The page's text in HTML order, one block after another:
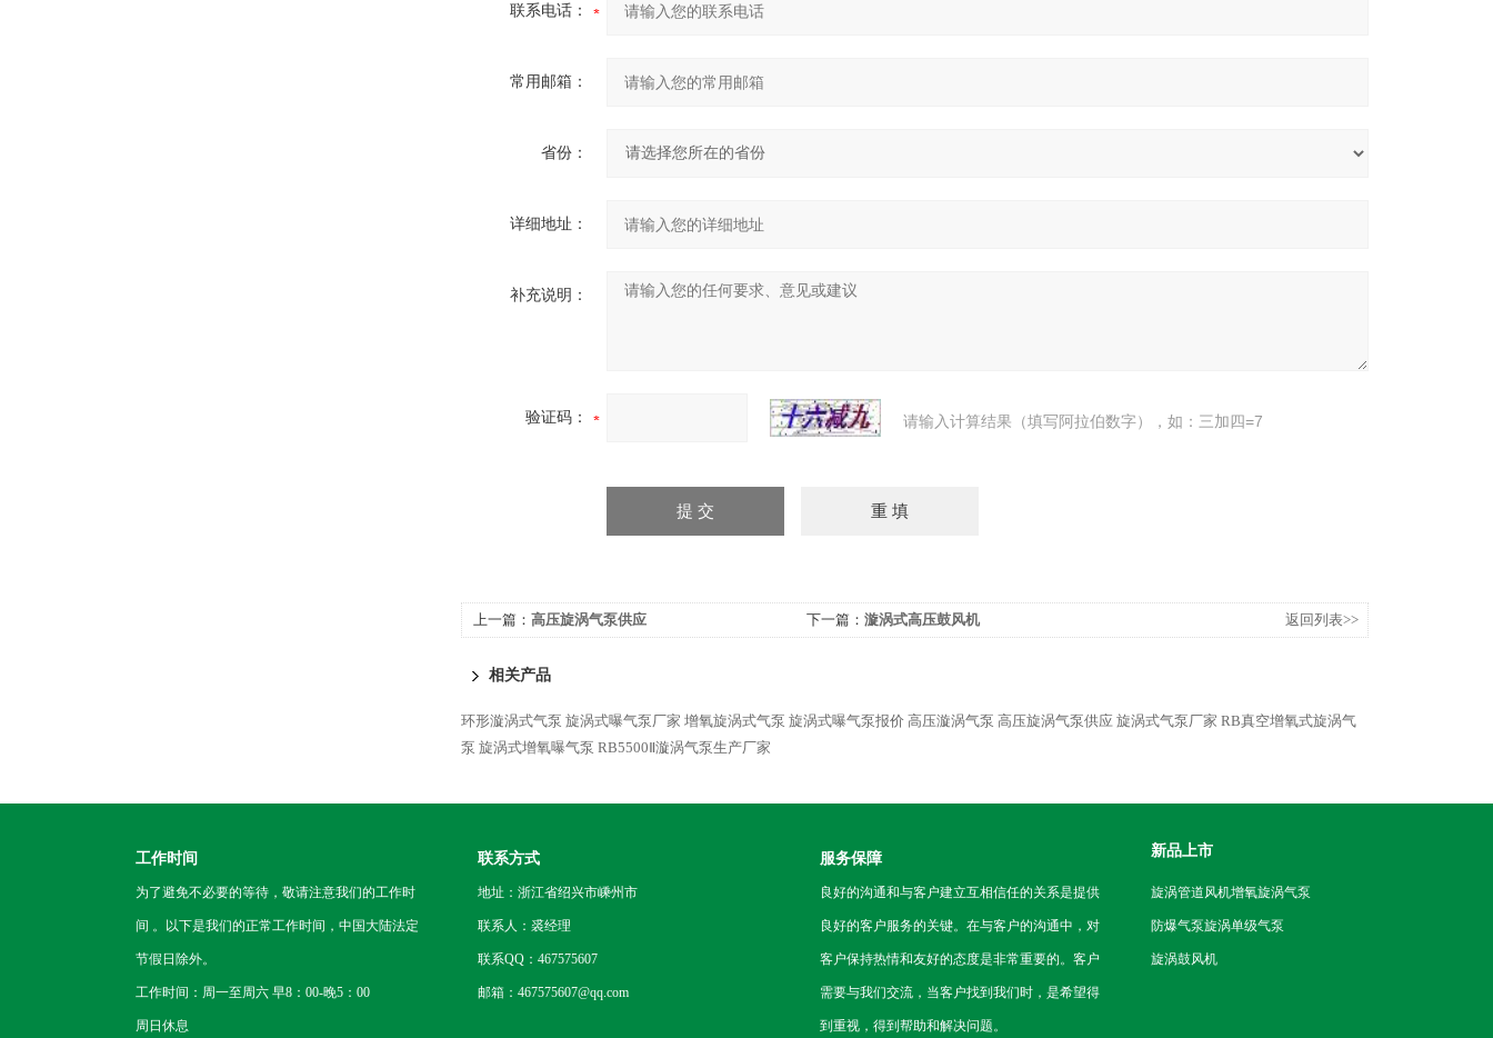
联系电话：
常用邮箱：
省份：
详细地址：
补充说明：
验证码： 请输入计算结果（填写阿拉伯数字），如：三加四=7
上一篇： 高压旋涡气泵供应 下一篇： 漩涡式高压鼓风机 返回列表>>
相关产品
环形漩涡式气泵 旋涡式曝气泵厂家 增氧旋涡式气泵 旋涡式曝气泵报价 高压漩涡气泵 高压旋涡气泵供应 旋涡式气泵厂家 RB真空增氧式旋涡气
泵 旋涡式增氧曝气泵 RB5500Ⅱ漩涡气泵生产厂家
工作时间
为了避免不必要的等待，敬请注意我们的工作时
间 。以下是我们的正常工作时间，中国大陆法定
节假日除外。
工作时间：周一至周六 早8：00-晚5：00
周日休息
联系方式
地址：浙江省绍兴市嵊州市
联系人：裘经理
联系QQ：467575607
邮箱：467575607@qq.com
服务保障
良好的沟通和与客户建立互相信任的关系是提供
良好的客户服务的关键。在与客户的沟通中，对
客户保持热情和友好的态度是非常重要的。客户
需要与我们交流，当客户找到我们时，是希望得
到重视，得到帮助和解决问题。
新品上市
旋涡管道风机增氧旋涡气泵
防爆气泵旋涡单级气泵
旋涡鼓风机